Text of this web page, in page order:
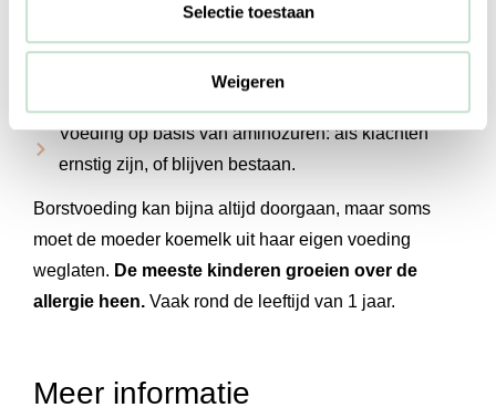
Selectie toestaan
Weigeren
eiwitten heel klein zijn gemaakt.
Voeding op basis van aminozuren: als klachten
ernstig zijn, of blijven bestaan.
Borstvoeding kan bijna altijd doorgaan, maar soms
moet de moeder koemelk uit haar eigen voeding
weglaten. De meeste kinderen groeien over de
allergie heen. Vaak rond de leeftijd van 1 jaar.
Meer informatie